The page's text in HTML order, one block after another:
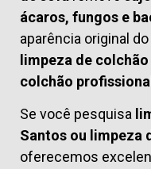
ácaros, fungos e
aparência original
limpeza de
colchão
Se você pesquisa
Santos ou limpeza
oferecemos